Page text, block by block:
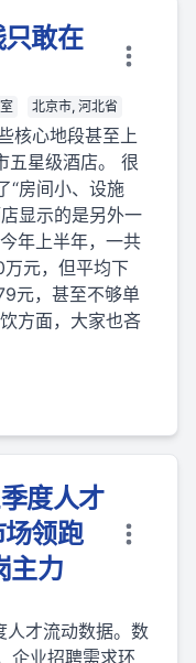
敢在
北京市, 河北省
核心地段甚至上
五星级酒店。 很
“房间小、设施
显示的是另外一
年上半年，一共
元，但平均下
元，甚至不够单
方面，大家也吝
度人才
领跑
主力
才流动数据。数
企业招聘需求环